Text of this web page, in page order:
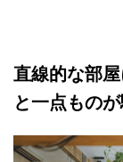
直線的な部
と一点もの